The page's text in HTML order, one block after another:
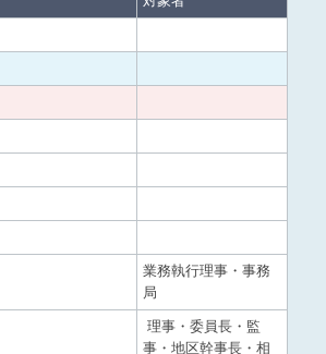
業務執行理事・事務
局
理事・委員長・監
事・地区幹事長・相